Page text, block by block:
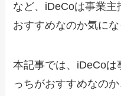
など、iDeCoは事業
おすすめなのか気にな
本記事では、iDeCo
っちがおすすめなの